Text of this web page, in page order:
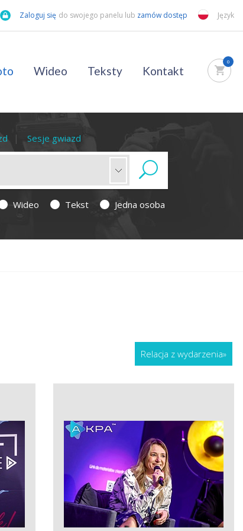
Zaloguj się do swojego panelu lub zamów dostęp Język
Wideo Teksty Kontakt
0
Sesje gwiazd
Wideo Tekst Jedna osoba
Relacja z wydarzenia»